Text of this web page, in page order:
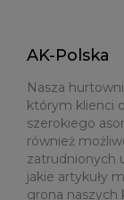
AK-Polska
Nasza
którym klienci
szerokiego
również
zatrudnionych
jakie artykuły
grona naszych